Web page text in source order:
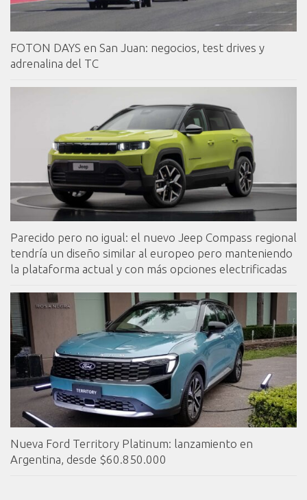
FOTON DAYS en San Juan: negocios, test drives y
adrenalina del TC
Parecido pero no igual: el nuevo Jeep Compass regional
tendría un diseño similar al europeo pero manteniendo
la plataforma actual y con más opciones electrificadas
Nueva Ford Territory Platinum: lanzamiento en
Argentina, desde $60.850.000